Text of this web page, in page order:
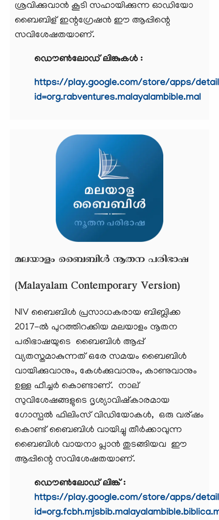
ശ്രവിക്കുവാന്‍ കൂടി സഹായിക്കുന്ന ഓഡിയോ
ബൈബിള് ഇന്റഗ്രേഷന്‍ ഈ ആപ്പിന്റെ
സവിശേഷതയാണ്.
ഡൌൺലോഡ് ലിങ്കുകൾ :
https://play.google.com/store/apps/
id=org.rabventures.malayalambible.mal
മലയാളം ബൈബിള്‍ നൂതന പരിഭാഷ
(Malayalam Contemporary Version)
NIV ബൈബിള്‍ പ്രസാധകരായ ബിബ്ലിക്ക
2017-ല്‍ പുറത്തിറക്കിയ മലയാളം നൂതന
പരിഭാഷയുടെ ബൈബിള്‍ ആപ്പ്
വ്യതസ്തമാകുന്നത് ഒരേ സമയം ബൈബിൾ
വായിക്കുവാനും, കേൾക്കുവാനും, കാണുവാനും
ഉള്ള ഫീച്ചർ കൊണ്ടാണ്. നാല്
സുവിശേഷങ്ങളുടെ ദൃശ്യാവിഷ്കാരമായ
ഗോസ്പൽ ഫിലിംസ് വിഡിയോകൾ, ഒരു വര്ഷം
കൊണ്ട് ബൈബിള്‍ വായിച്ചു തീര്‍ക്കാവുന്ന
ബൈബിള്‍ വായനാ പ്ലാന്‍ തുടങ്ങിയവ ഈ
ആപ്പിന്റെ സവിശേഷതയാണ്.
ഡൌൺലോഡ് ലിങ്ക് :
https://play.google.com/store/apps/